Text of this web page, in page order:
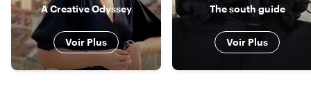
A Creative Odyssey
Voir Plus
The south guide
Voir Plus